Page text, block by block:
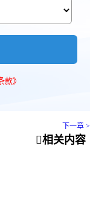
款》
下一章 >
相关内容